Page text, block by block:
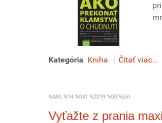
Kategória Kniha Čítať viac...
%AM, %14 %041 %2019 %00:%jún
Vyťažte z prania